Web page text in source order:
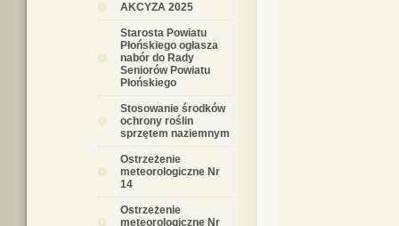
AKCYZA 2025
Starosta Powiatu
Płońskiego ogłasza
nabór do Rady
Seniorów Powiatu
Płońskiego
Stosowanie środków
ochrony roślin
sprzętem naziemnym
Ostrzeżenie
meteorologiczne Nr
14
Ostrzeżenie
meteorologiczne Nr